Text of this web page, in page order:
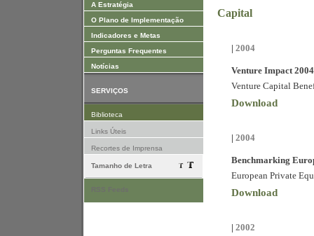
A Estratégia
O Plano de Implementação
Indicadores e Metas
Perguntas Frequentes
Notícias
SERVIÇOS
Biblioteca
Links Úteis
Recortes de Imprensa
Tamanho de Letra
Capital
| 2004
Venture Impact 2004
Venture Capital
Download
| 2004
Benchmarking
European Private
Download
| 2002